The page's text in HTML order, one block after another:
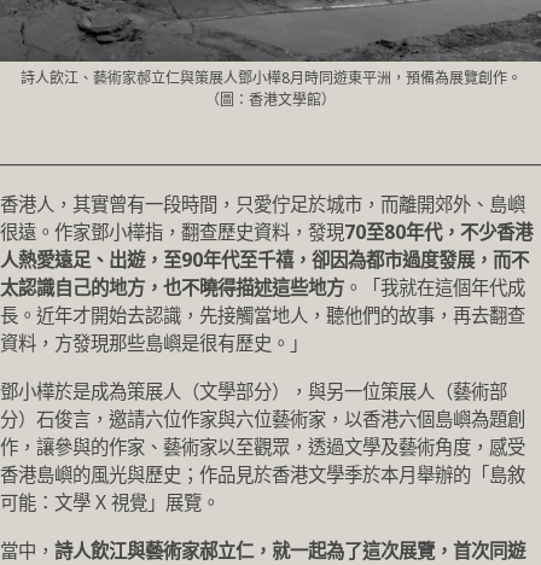
詩人飲江、藝術家郝立仁與策展人鄧小樺8月時同遊東平洲，預備為展覽創作。
（圖：香港文學館）
香港人，其實曾有一段時間，只愛佇足於城市，而離開郊外、島嶼
很遠。作家鄧小樺指，翻查歷史資料，發現70至80年代，不少香港
人熱愛遠足、出遊，至90年代至千禧，卻因為都市過度發展，而不
太認識自己的地方，也不曉得描述這些地方 。「我就在這個年代成
長。近年才開始去認識，先接觸當地人，聽他們的故事，再去翻查
資料，方發現那些島嶼是很有歷史。」
鄧小樺於是成為策展人（文學部分），與另一位策展人（藝術部
分）石俊言，邀請六位作家與六位藝術家，以香港六個島嶼為題創
作，讓參與的作家、藝術家以至觀眾，透過文學及藝術角度，感受
香港島嶼的風光與歷史；作品見於香港文學季於本月舉辦的「島敘
可能：文學 X 視覺」展覽。
當中， 詩人飲江與藝術家郝立仁，就一起為了這次展覽，首次同遊